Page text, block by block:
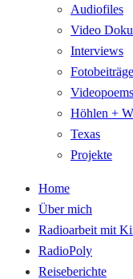
Audiofiles
Video
Interviews
Fotobeiträge
Videopoems
Höhlen +
Texas
Projekte
Home
Über mich
Radioarbeit mit
RadioPoly
Reiseberichte